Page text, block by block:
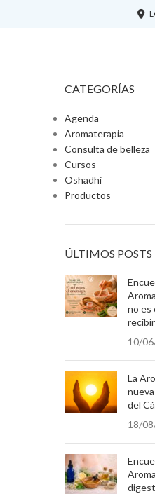
CATEGORÍAS
Agenda
Aromaterapia
Consulta de belleza
Cursos
Oshadhi
Productos
ÚLTIMOS POSTS
no es
10/
La
del
18/